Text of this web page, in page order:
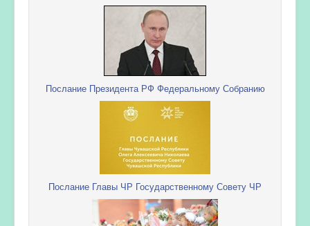
Послание Президента РФ Федеральному Собранию
Послание Главы ЧР Государственному Совету ЧР